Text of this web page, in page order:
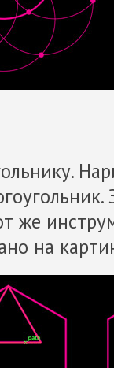
же
на